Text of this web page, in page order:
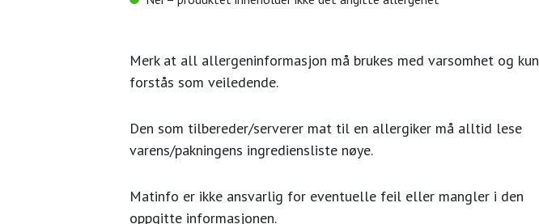
Merk at all allergeninformasjon må brukes med varsomhet og kun
forstås som veiledende.
Den som tilbereder/serverer mat til en allergiker må alltid lese
varens/pakningens ingrediensliste nøye.
Matinfo er ikke ansvarlig for eventuelle feil eller mangler i den
oppgitte informasjonen.